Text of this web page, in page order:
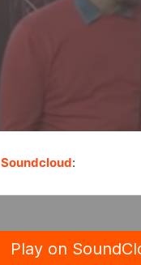
Soundcloud: